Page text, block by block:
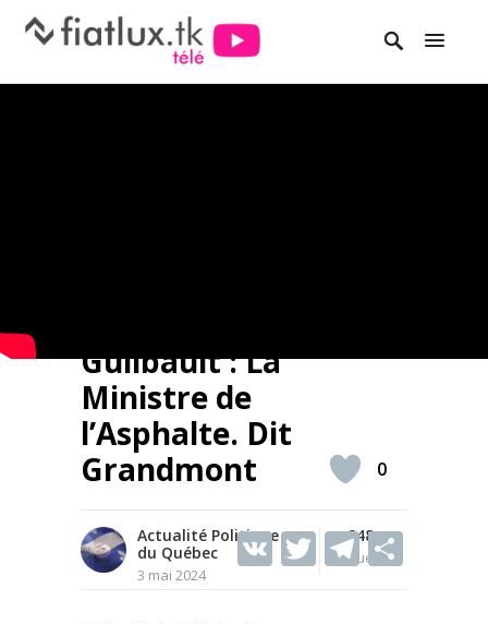
Guilbault : La
Ministre de
l’Asphalte. Dit
Grandmont
Actualité Politique
du Québec
3 mai 2024
248
Vues
V T T
0